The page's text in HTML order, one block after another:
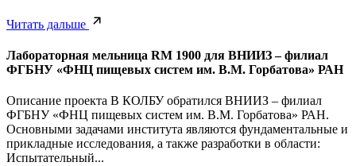
Читать дальше
Лабораторная мельница RM 1900 для ВНИИЗ – филиал
ФГБНУ «ФНЦ пищевых систем им. В.М. Горбатова» РАН
Описание проекта В КОЛБУ обратился ВНИИЗ – филиал
ФГБНУ «ФНЦ пищевых систем им. В.М. Горбатова» РАН.
Основными задачами института являются фундаментальные и
прикладные исследования, а также разработки в области:
Испытательный...